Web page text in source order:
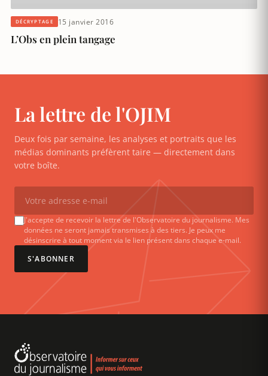
DÉCRYPTAGE 15 janvier 2016
L’Obs en plein tangage
La lettre de l'OJIM
Deux fois par semaine, les analyses et portraits que les
médias dominants préfèrent taire — directement dans
votre boîte.
J'accepte de recevoir la lettre de l'Observatoire du journalisme. Mes
données ne seront jamais transmises à des tiers. Je peux me
désinscrire à tout moment via le lien présent dans chaque e-mail.
S'ABONNER